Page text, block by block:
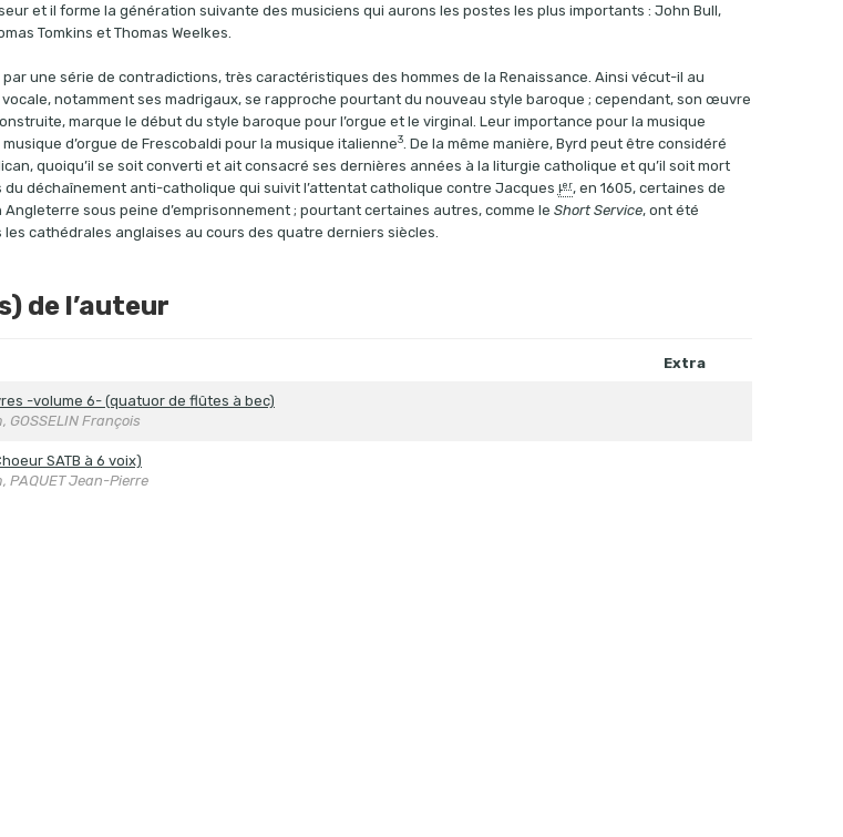
et il forme la génération suivante des musiciens qui aurons les postes les plus importants : John Bull,
Tomkins et Thomas Weelkes.
par une série de contradictions, très caractéristiques des hommes de la Renaissance. Ainsi vécut-il au
notamment ses madrigaux, se rapproche pourtant du nouveau style baroque ; cependant, son œuvre
marque le début du style baroque pour l’orgue et le virginal. Leur importance pour la musique
d’orgue de Frescobaldi pour la musique italienne3. De la même manière, Byrd peut être considéré
quoiqu’il se soit converti et ait consacré ses dernières années à la liturgie catholique et qu’il soit mort
déchaînement anti-catholique qui suivit l’attentat catholique contre Jacques Ier, en 1605, certaines de
sous peine d’emprisonnement ; pourtant certaines autres, comme le Short Service, ont été
cathédrales anglaises au cours des quatre derniers siècles.
de l’auteur
Extra
-volume 6- (quatuor de flûtes à bec)
GOSSELIN François
SATB à 6 voix)
PAQUET Jean-Pierre